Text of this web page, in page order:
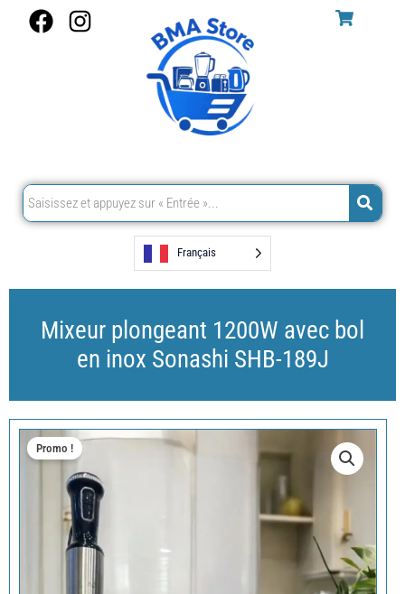
F
k
I
a
m
Français
Mixeur plongeant 1200W avec bol
en inox Sonashi SHB-189J
Promo !